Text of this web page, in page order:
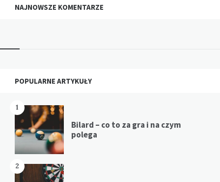
NAJNOWSZE KOMENTARZE
Widgets
POPULARNE ARTYKUŁY
1
Bilard – co to za gra i na czym
polega
2